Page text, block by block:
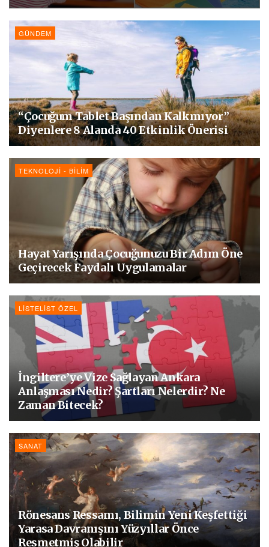
GÜNDEM
“Çocuğum Tablet Başından Kalkmıyor”
Diyenlere 8 Alanda 40 Etkinlik Önerisi
TEKNOLOJI - BILIM
Hayat Yarışında Çocuğunuzu Bir Adım Öne
Geçirecek Faydalı Uygulamalar
LISTELIST ÖZEL
İngiltere’ye Vize Sağlayan Ankara
Anlaşması Nedir? Şartları Nelerdir? Ne
Zaman Bitecek?
SANAT
Rönesans Ressamı, Bilimin Yeni Keşfettiği
Yarasa Davranışını Yüzyıllar Önce
Resmetmiş Olabilir